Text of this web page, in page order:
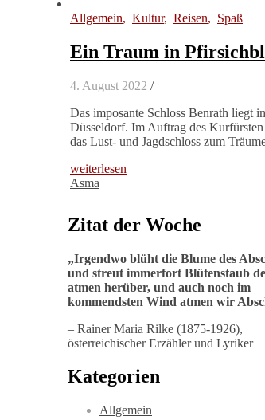
Allgemein, Kultur, Reisen, Spaß
Ein Traum in
4. August 2022 /
Das imposante Schloss Benrath liegt
Düsseldorf. Im Auftrag des
das Lust- und Jagdschloss zum
weiterlesen
Asma
Zitat der Woche
„Irgendwo blüht die Blume des
und streut immerfort Blütenstaub
atmen herüber, und auch noch im
kommendsten Wind atmen wir
– Rainer Maria Rilke (1875-1926),
österreichischer Erzähler und Lyriker
Kategorien
Allgemein